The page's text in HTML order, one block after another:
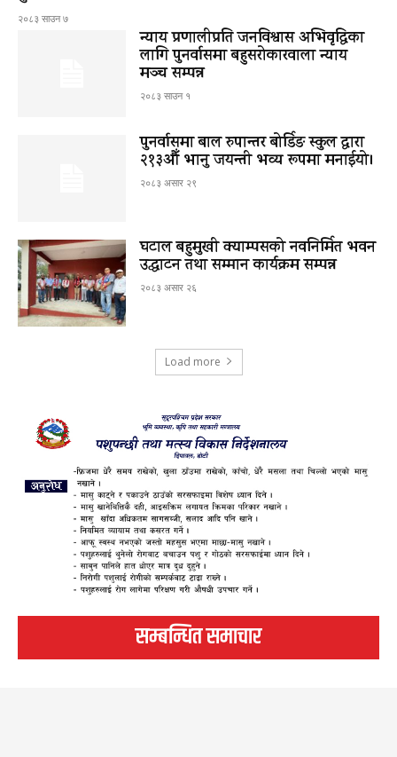
२०८३ साउन ७
न्याय प्रणालीप्रति जनविश्वास अभिवृद्धिका
लागि पुनर्वासमा बहुसरोकारवाला न्याय
मञ्च सम्पन्न
२०८३ साउन १
पुनर्वासमा बाल रुपान्तर बोर्डिङ स्कुल द्धारा
२१३औँ भानु जयन्ती भव्य रूपमा मनाईयो।
२०८३ असार २९
घटाल बहुमुखी क्याम्पसको नवनिर्मित भवन
उद्घाटन तथा सम्मान कार्यक्रम सम्पन्न
२०८३ असार २६
Load more
सम्बन्धित समाचार